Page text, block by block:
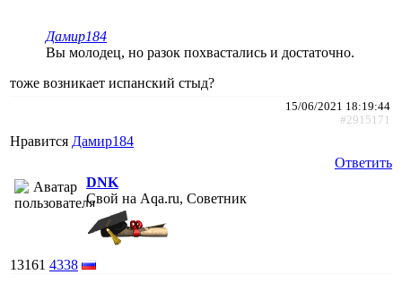
Дамир184
Вы молодец, но разок похвастались и достаточно.
тоже возникает испанский стыд?
15/06/2021 18:19:44
#2915171
Нравится Дамир184
Ответить
DNK
Свой на Aqa.ru, Советник
13161 4338